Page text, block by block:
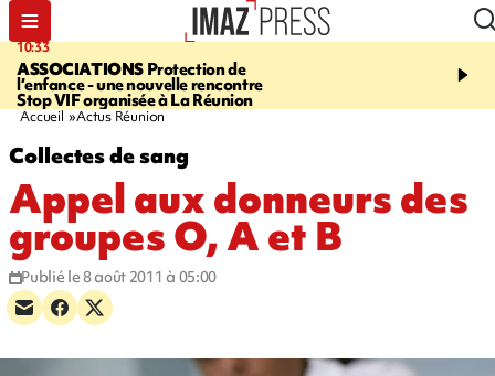
10:33
ASSOCIATIONSProtection de
l’enfance - une nouvelle rencontre
Stop VIF organisée à La Réunion
15:03
Vaste feu
l'ouest du pays, 20.000
Accueil Actus Réunion
Collectes de sang
Appel aux donneurs des
groupes O, A et B
Publié le 8 août 2011 à 05:00